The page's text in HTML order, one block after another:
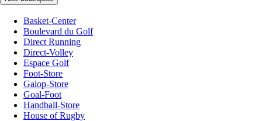
Basket-Center
Boulevard du Golf
Direct Running
Direct-Volley
Espace Golf
Foot-Store
Galop-Store
Goal-Foot
Handball-Store
House of Rugby